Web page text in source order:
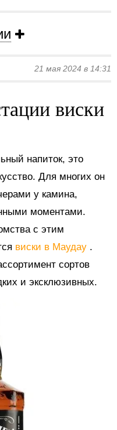
21 мая 2024 в 14:31
виски
напиток, это
Для многих он
у камина,
моментами.
с этим
виски в Маудау .
сортов
и эксклюзивных.